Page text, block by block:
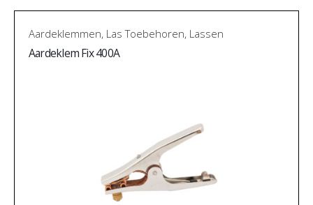
Aardeklemmen, Las Toebehoren, Lassen
Aardeklem Fix 400A